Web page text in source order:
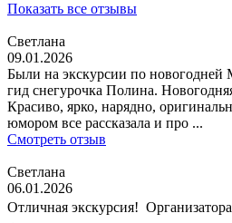
Показать все отзывы
Светлана
09.01.2026
Были на экскурсии по новогодней
гид снегурочка Полина.
Красиво, ярко, нарядно,
юмором все рассказала и про ...
Смотреть отзыв
Светлана
06.01.2026
Отличная экскурсия!